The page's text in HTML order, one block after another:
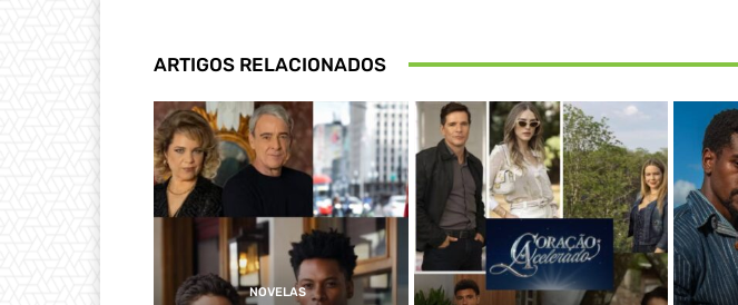
ARTIGOS RELACIONADOS
NOVELAS